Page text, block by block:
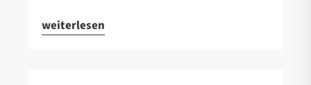
weiterlesen